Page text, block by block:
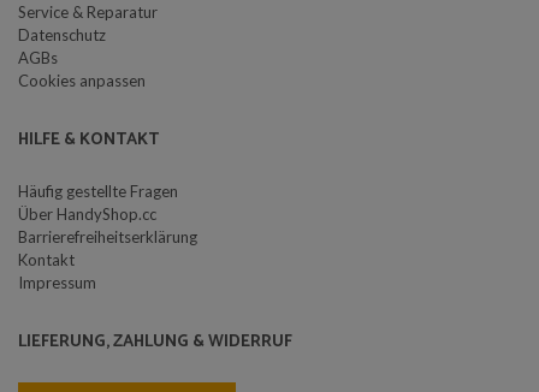
Service & Reparatur
Datenschutz
AGBs
Cookies anpassen
HILFE & KONTAKT
Häufig gestellte Fragen
Über HandyShop.cc
Barrierefreiheitserklärung
Kontakt
Impressum
LIEFERUNG, ZAHLUNG & WIDERRUF